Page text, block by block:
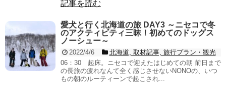
記事を読む
愛犬と行く北海道の旅 DAY3 ～ニセコで冬
のアクティビティ三昧！初めてのドッグス
ノーシュー～
2022/4/6
北海道, 取材記事, 旅行プラン・観光
06：30 起床。ニセコで迎えたはじめての朝 前日まで
の長旅の疲れなんて全く感じさせないNONOの、いつ
もの朝のルーティーンで起こされ...